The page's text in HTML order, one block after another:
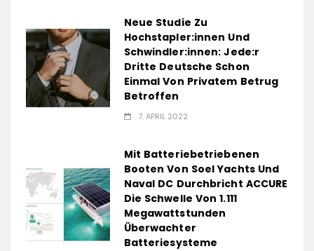
Neue Studie Zu
Hochstapler:innen Und
Schwindler:innen: Jede:r
Dritte Deutsche Schon
Einmal Von Privatem Betrug
Betroffen
7. APRIL 2022
Mit Batteriebetriebenen
Booten Von Soel Yachts Und
Naval DC Durchbricht ACCURE
Die Schwelle Von 1.111
Megawattstunden
Überwachter
Batteriesysteme